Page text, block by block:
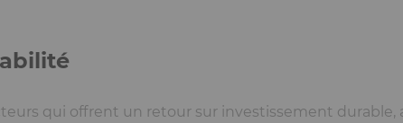
qui offrent un retour sur investissement